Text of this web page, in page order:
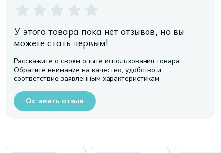
У этого товара пока нет отзывов, но вы
можете стать первым!
Расскажите о своем опыте использования товара.
Обратите внимание на качество, удобство и
соответствие заявленным характеристикам
Оставить отзыв